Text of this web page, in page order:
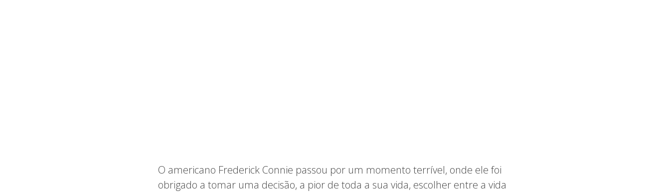
O americano Frederick Connie passou por um momento terrível, onde ele foi
obrigado a tomar uma decisão, a pior de toda a sua vida, escolher entre a vida